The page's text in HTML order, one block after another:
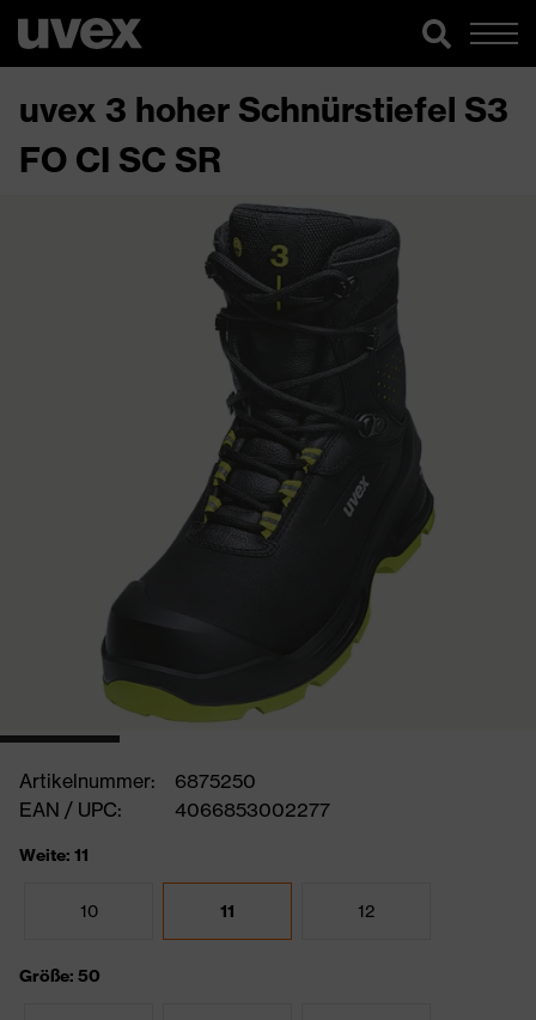
uvex 3 hoher Schnürstiefel S3
FO CI SC SR
Artikelnummer:
6875250
EAN / UPC:
4066853002277
Weite: 11
10 11 12
Größe: 50